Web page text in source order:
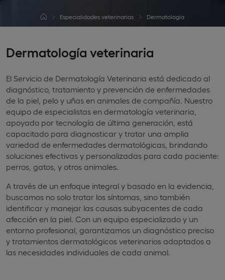
Especialidades veterinarias Dermatología
Dermatología veterinaria
El Servicio de Dermatología Veterinaria está dedicado al
diagnóstico, tratamiento y prevención de enfermedades
de la piel, pelo y uñas en animales de compañía. Nuestro
equipo de especialistas en dermatología veterinaria,
apoyado por tecnología de última generación, está
capacitado para diagnosticar y tratar una amplia
variedad de enfermedades dermatológicas, brindando
soluciones efectivas y personalizadas para cada paciente:
perros, gatos, y otros animales.
A través de un enfoque integral y basado en la evidencia,
buscamos no solo tratar los síntomas, sino también
identificar y manejar las causas subyacentes de cada
afección en la piel. Con un equipo especializado y un
entorno profesional, garantizamos un diagnóstico preciso
y tratamientos dermatológicos veterinarios adaptados a
las necesidades individuales de cada animal.